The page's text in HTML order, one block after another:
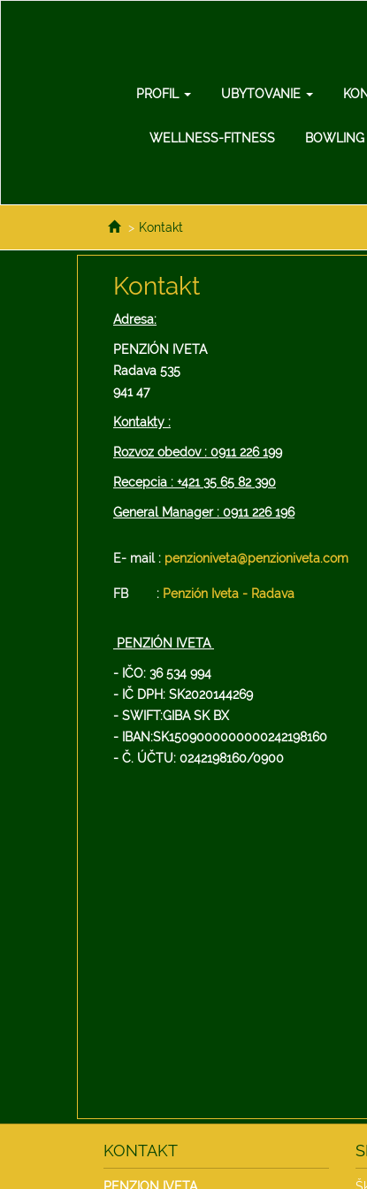
PROFIL UBYTOVANIE
WELLNESS-FITNESS BOWLING
> Kontakt
Kontakt
Adresa:
PENZIÓN IVETA
Radava 535
941 47
Kontakty :
Rozvoz obedov : 0911 226 199
Recepcia : +421 35 65 82 390
General Manager : 0911 226 196
E- mail : penzioniveta@penzioniveta.com
FB : Penzión Iveta - Radava
PENZIÓN IVETA
- IČO: 36 534 994
- IČ DPH: SK2020144269
- SWIFT:GIBA SK BX
- IBAN:SK1509000000000242198160
- Č. ÚČTU: 0242198160/0900
KONTAKT